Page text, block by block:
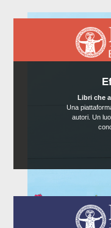
Libri che
Una
autori. Un